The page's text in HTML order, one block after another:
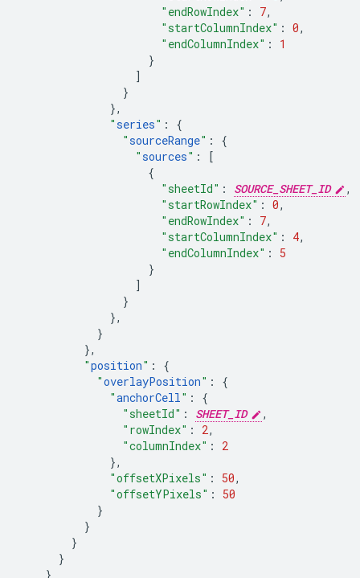
"endRowIndex" : 7,
"startColumnIndex" : 0,
"endColumnIndex" :
1
}
]
}
},
"series" :
{
"sourceRange" :
{
"sources" :
[
{
"sheetId" : SOURCE_SHEET_ID
,
"startRowIndex" : 0,
"endRowIndex" : 7,
"startColumnIndex" : 4,
"endColumnIndex" :
5
}
]
}
},
}
},
"position" :
{
"overlayPosition" :
{
"anchorCell" :
{
"sheetId" : SHEET_ID
,
"rowIndex" : 2,
"columnIndex" :
2
},
"offsetXPixels" : 50,
"offsetYPixels" :
50
}
}
}
}
}